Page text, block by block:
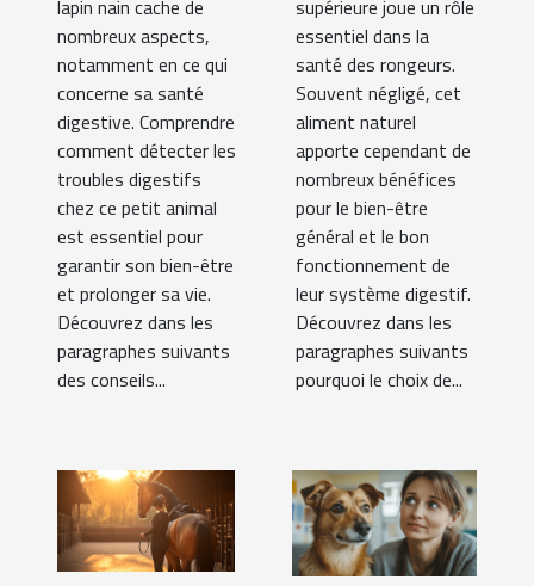
lapin nain cache de
nombreux aspects,
notamment en ce qui
concerne sa santé
digestive. Comprendre
comment détecter les
troubles digestifs
chez ce petit animal
est essentiel pour
garantir son bien-être
et prolonger sa vie.
Découvrez dans les
paragraphes suivants
des conseils...
rongeurs ?
supérieure joue un rôle
essentiel dans la
santé des rongeurs.
Souvent négligé, cet
aliment naturel
apporte cependant de
nombreux bénéfices
pour le bien-être
général et le bon
fonctionnement de
leur système digestif.
Découvrez dans les
paragraphes suivants
pourquoi le choix de...